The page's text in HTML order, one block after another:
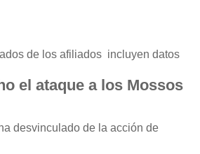
de los afiliados incluyen datos
el ataque a los Mossos
desvinculado de la acción de